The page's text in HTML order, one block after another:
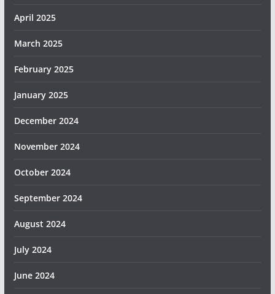
April 2025
March 2025
February 2025
January 2025
December 2024
November 2024
October 2024
September 2024
August 2024
July 2024
June 2024